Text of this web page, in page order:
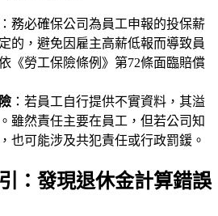
：務必確保公司為員工申報的投保薪
的，避免因雇主高薪低報而導致員
《勞工保險條例》第72條面臨賠償
：若員工自行提供不實資料，其溢
雖然責任主要在員工，但若公司知
也可能涉及共犯責任或行政罰鍰。
：發現退休金計算錯誤